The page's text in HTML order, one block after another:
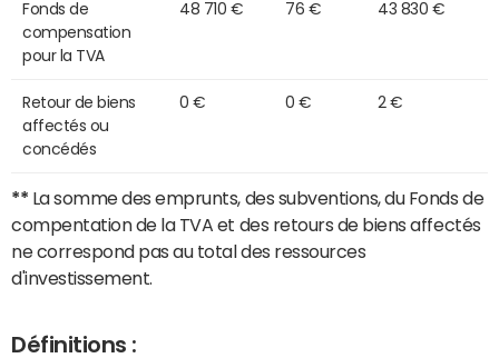
Fonds de
compensation
pour la TVA
48 710 € 76 € 43 830 €
Retour de biens
affectés ou
concédés
0 € 0 € 2 €
** La somme des emprunts, des subventions, du Fonds de
compentation de la TVA et des retours de biens affectés
ne correspond pas au total des ressources
d'investissement.
Définitions :